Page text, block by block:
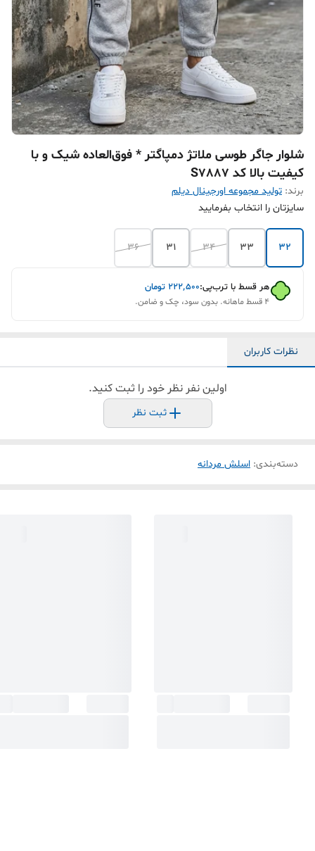
شلوار جاگر طوسی ملاتژ دمپاگتر * فوق‌العاده شیک و با
کیفیت بالا کد S7887
برند: تولید مجموعه اورجینال دیلم
سایزتان را انتخاب بفرمایید
32
33
34
31
36
هر قسط با ترب‌پی:۲۲۲٬۵۰۰ تومان
۴ قسط ماهانه. بدون سود، چک و ضامن.
نظرات کاربران
اولین نفر نظر خود را ثبت کنید.
ثبت نظر
دسته‌بندی: اسلش مردانه